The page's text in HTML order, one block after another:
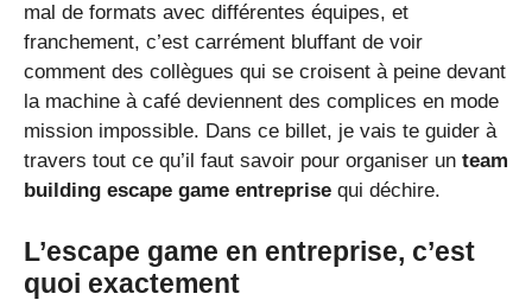
mal de formats avec différentes équipes, et
franchement, c’est carrément bluffant de voir
comment des collègues qui se croisent à peine devant
la machine à café deviennent des complices en mode
mission impossible. Dans ce billet, je vais te guider à
travers tout ce qu’il faut savoir pour organiser un team
building escape game entreprise qui déchire.
L’escape game en entreprise, c’est
quoi exactement